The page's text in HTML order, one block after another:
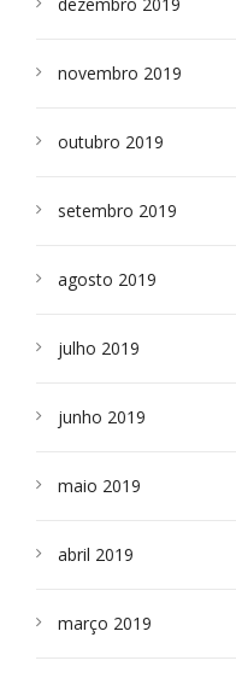
novembro 2019
outubro 2019
setembro 2019
agosto 2019
julho 2019
junho 2019
maio 2019
abril 2019
março 2019